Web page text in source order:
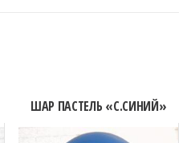
ШАР ПАСТЕЛЬ «С.СИНИЙ»